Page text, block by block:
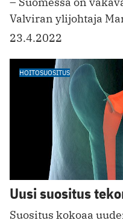
Valviran ylijohtaja
23.4.2022
HOITOSUOSITUS
Uusi suositus
Suositus kokoaa